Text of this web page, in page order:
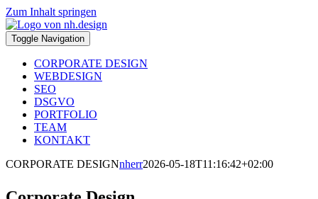
Zum Inhalt springen
Toggle Navigation
CORPORATE DESIGN
WEBDESIGN
SEO
DSGVO
PORTFOLIO
TEAM
KONTAKT
CORPORATE DESIGNnherr2026-05-18T11:16:42+02:00